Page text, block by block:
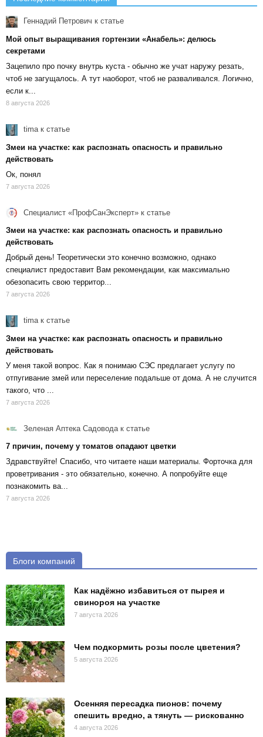
Геннадий Петрович к статье
Мой опыт выращивания гортензии «Анабель»: делюсь
секретами
Зацепило про почку внутрь куста - обычно же учат наружу резать,
чтоб не загущалось. А тут наоборот, чтоб не разваливался. Логично,
если к...
8 августа 2026
tima к статье
Змеи на участке: как распознать опасность и правильно
действовать
Ок, понял
7 августа 2026
Специалист «ПрофСанЭксперт» к статье
Змеи на участке: как распознать опасность и правильно
действовать
Добрый день! Теоретически это конечно возможно, однако
специалист предоставит Вам рекомендации, как максимально
обезопасить свою территор...
7 августа 2026
timaк статье
Змеи на участке: как распознать опасность и правильно
действовать
У меня такой вопрос. Как я понимаю СЭС предлагает услугу по
отпугивание змей или переселение подальше от дома. А не случится
такого, что ...
7 августа 2026
Зеленая Аптека Садовода к статье
7 причин, почему у томатов опадают цветки
Здравствуйте! Спасибо, что читаете наши материалы. Форточка для
проветривания - это обязательно, конечно. А попробуйте еще
познакомить ва...
7 августа 2026
Блоги компаний
Как надёжно избавиться от пырея и
свинороя на участке
7 августа 2026
Чем подкормить розы после цветения?
5 августа 2026
Осенняя пересадка пионов: почему
спешить вредно, а тянуть — рискованно
4 августа 2026